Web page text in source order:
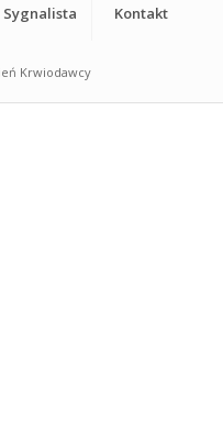
Sygnalista Kontakt
Krwiodawcy